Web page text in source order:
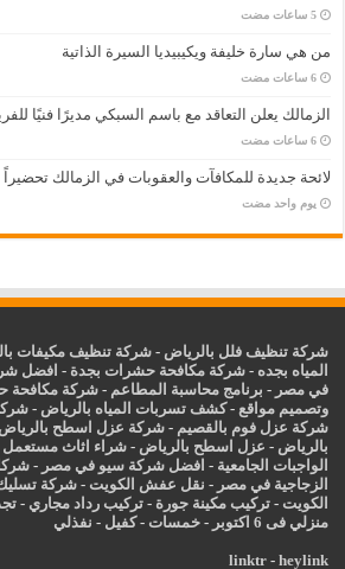
‏5 ساعات مضت
من هي سارة خليفة ويكيبيديا السيرة الذاتية
‏6 ساعات مضت
الزمالك يعلن التعاقد مع باسم السبكي مديرًا فنيًا
‏6 ساعات مضت
لائحة جديدة للمكافآت والعقوبات في الزمالك
‏يوم واحد مضت
شركة تنظيف فلل بالرياض -شركة تنظيف مكيفات
المياه بجده -شركة مكافحة حشرات بجدة - افضل
في مصر - برنامج محاسبة المطاعم -شركة مكافحة
وتصميم مواقع -كشف تسربات المياه بالرياض -
شركة عزل فوم بالقصيم -شركة عزل اسطح بالرياض
بالرياض - عزل اسطح بالرياض -شراء اثاث مستعمل
الواجبات الجامعية - افضل شركة سيو في مصر -
الزجاجية في مصر - نقل عفش الكويت -شركة
الكويت -تركيب مكينة جورة -تركيب رداد مجاري -
منزلي فى 6 اكتوبر
-خمسات -كفيل - نفذلي
linktr- heylink